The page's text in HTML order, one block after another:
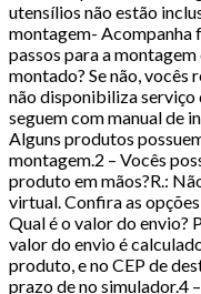
utensílios não estão
montagem- Acompanha
passos para a
montado? Se não, vocês
não disponibiliza serviço
seguem com manual de
Alguns produtos
montagem.2 – Vocês
produto em mãos?R.:
virtual. Confira as
Qual é o valor do envio?
valor do envio é
produto, e no CEP de
prazo de no simulador.4